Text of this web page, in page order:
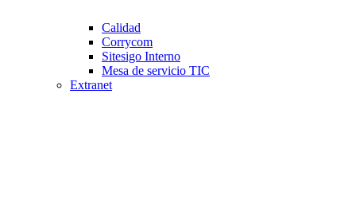
Calidad
Corrycom
Sitesigo Interno
Mesa de servicio TIC
Extranet